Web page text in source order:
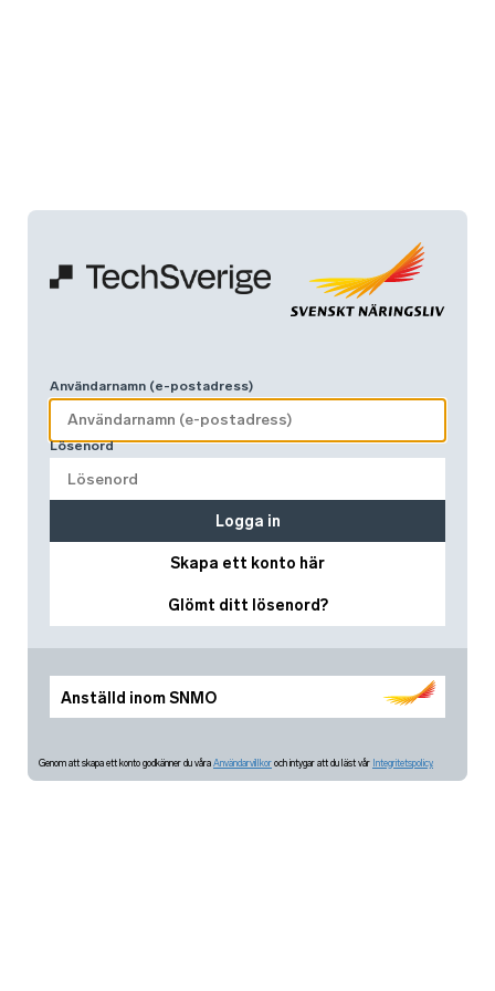
Anställd inom SNMO
Användarnamn (e-postadress)
Lösenord
Skapa ett konto här
Glömt ditt lösenord?
Logga in
Genom att skapa ett konto godkänner du våra Användarvillkor och intygar att du läst vår Integritetspolicy.